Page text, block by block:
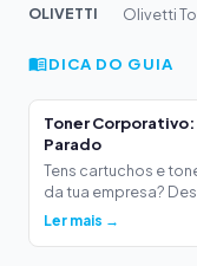
OLIVETTI
DICA DO GUIA
Toner Corporativo:
Parado
Tens cartuchos e
da tua empresa?
Ler mais →